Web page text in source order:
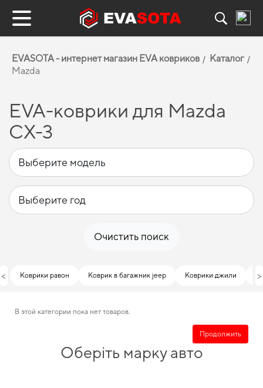
EVASOTA - интернет магазин EVA ковриков
Каталог
Mazda
EVA-коврики для Mazda
CX-3
Очистить поиск
< Коврики равон Коврик в багажник jeep Коврики джили >
В этой категории пока нет товаров.
Продолжить